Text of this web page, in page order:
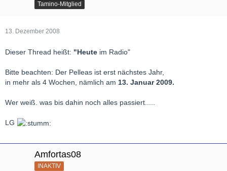
Tamino-Mitglied
13. Dezember 2008
Dieser Thread heißt: "Heute im Radio"
Bitte beachten: Der Pelleas ist erst nächstes Jahr,
in mehr als 4 Wochen, nämlich am 13. Januar 2009.
Wer weiß. was bis dahin noch alles passiert.....
LG
Amfortas08
INAKTIV